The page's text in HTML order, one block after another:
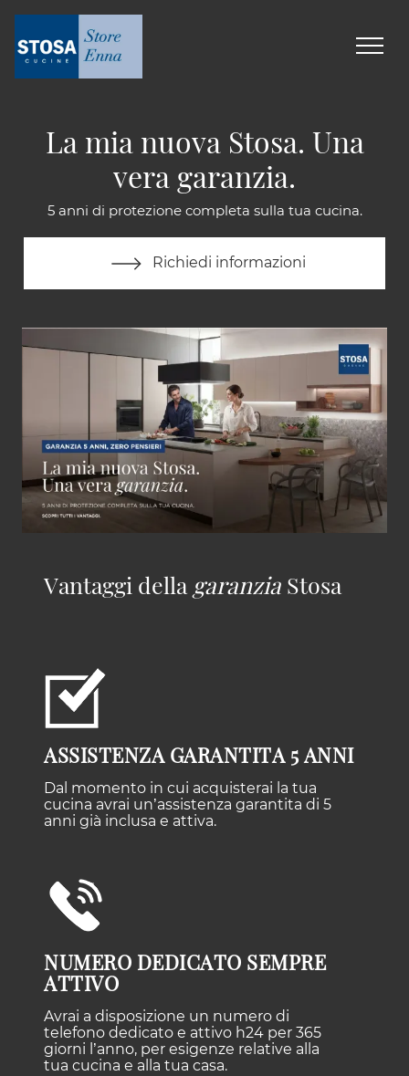
La mia nuova Stosa. Una
vera garanzia.
5 anni di protezione completa sulla tua cucina.
Richiedi informazioni
Vantaggi della garanzia Stosa
ASSISTENZA GARANTITA 5 ANNI
Dal momento in cui acquisterai la tua
cucina avrai un’assistenza garantita di 5
anni già inclusa e attiva.
NUMERO DEDICATO SEMPRE
ATTIVO
Avrai a disposizione un numero di
telefono dedicato e attivo h24 per 365
giorni l’anno, per esigenze relative alla
tua cucina e alla tua casa.